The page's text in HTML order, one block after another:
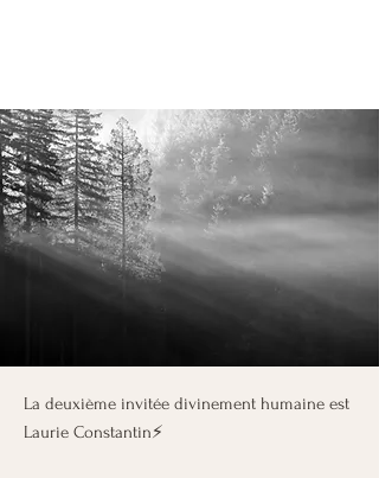
La deuxième invitée divinement humaine est
Laurie Constantin⚡